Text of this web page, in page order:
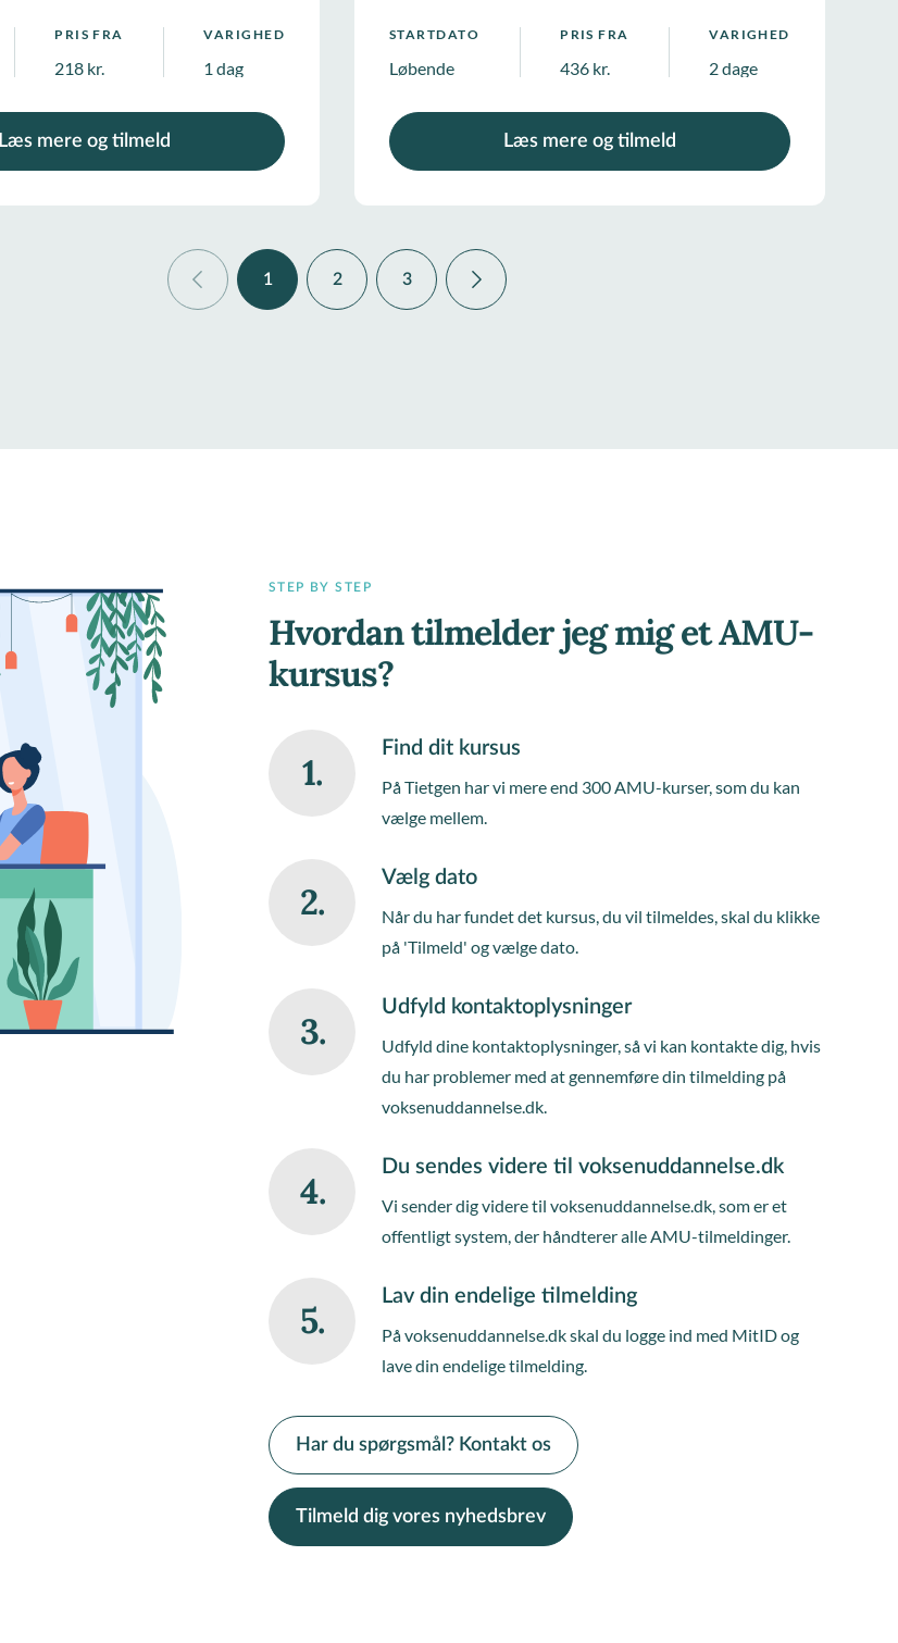
PRIS FRA
218 kr.
VARIGHED
1 dag
Læs mere og tilmeld
STARTDATO
Løbende
PRIS FRA
436 kr.
VARIGHED
2 dage
Læs mere og tilmeld
1 2 3
STEP BY STEP
Hvordan tilmelder jeg mig et AMU-
kursus?
1.
Find dit kursus
På Tietgen har vi mere end 300 AMU-kurser, som du kan
vælge mellem.
2.
Vælg dato
Når du har fundet det kursus, du vil tilmeldes, skal du klikke
på 'Tilmeld' og vælge dato.
3.
Udfyld kontaktoplysninger
Udfyld dine kontaktoplysninger, så vi kan kontakte dig, hvis
du har problemer med at gennemføre din tilmelding på
voksenuddannelse.dk.
4.
Du sendes videre til voksenuddannelse.dk
Vi sender dig videre til voksenuddannelse.dk, som er et
offentligt system, der håndterer alle AMU-tilmeldinger.
5.
Lav din endelige tilmelding
På voksenuddannelse.dk skal du logge ind med MitID og
lave din endelige tilmelding.
Har du spørgsmål? Kontakt os
Tilmeld dig vores nyhedsbrev